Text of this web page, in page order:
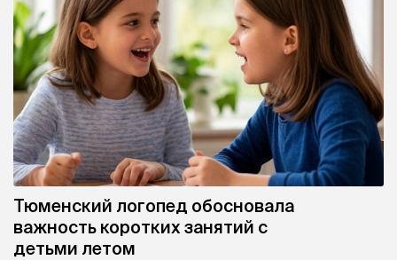
Тюменский логопед обосновала
важность коротких занятий с
детьми летом